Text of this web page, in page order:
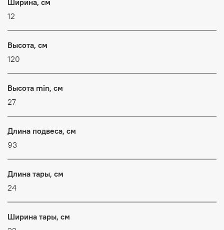
12
Высота, см
120
Высота min, см
27
Длина подвеса, см
93
Длина тары, см
24
Ширина тары, см